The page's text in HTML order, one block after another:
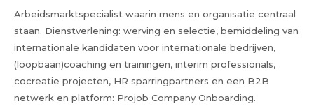
Arbeidsmarktspecialist waarin mens en organisatie centraal
staan. Dienstverlening: werving en selectie, bemiddeling van
internationale kandidaten voor internationale bedrijven,
(loopbaan)coaching en trainingen, interim professionals,
cocreatie projecten, HR sparringpartners en een B2B
netwerk en platform: Projob Company Onboarding.